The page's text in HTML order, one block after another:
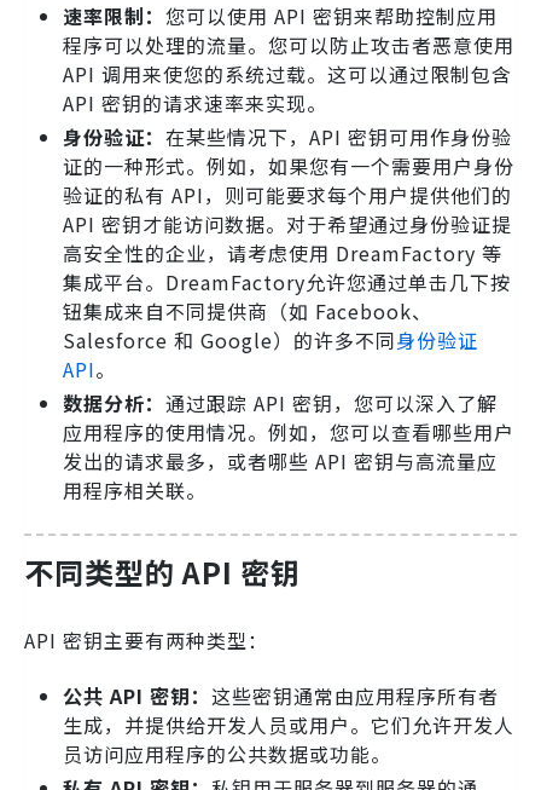
速率限制： 您可以使用 API 密钥来帮助控制应用
程序可以处理的流量。您可以防止攻击者恶意使用
API 调用来使您的系统过载。这可以通过限制包含
API 密钥的请求速率来实现。
身份验证： 在某些情况下，API 密钥可用作身份验
证的一种形式。例如，如果您有一个需要用户身份
验证的私有 API，则可能要求每个用户提供他们的
API 密钥才能访问数据。对于希望通过身份验证提
高安全性的企业，请考虑使用 DreamFactory 等
集成平台。DreamFactory允许您通过单击几下按
钮集成来自不同提供商（如 Facebook、
Salesforce 和 Google）的许多不同身份验证
API。
数据分析： 通过跟踪 API 密钥，您可以深入了解
应用程序的使用情况。例如，您可以查看哪些用户
发出的请求最多，或者哪些 API 密钥与高流量应
用程序相关联。
不同类型的 API 密钥
API 密钥主要有两种类型：
公共 API 密钥： 这些密钥通常由应用程序所有者
生成，并提供给开发人员或用户。它们允许开发人
员访问应用程序的公共数据或功能。